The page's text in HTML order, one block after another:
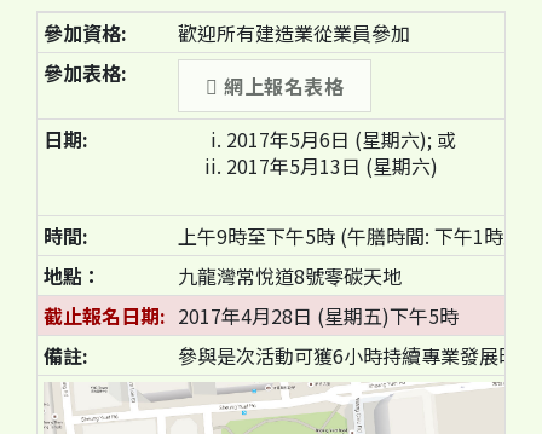
參加資格:
歡迎所有建造業從業員參加
參加表格:
網上報名表格
日期:
2017年5月6日 (星期六); 或
2017年5月13日 (星期六)
時間:
上午9時至下午5時 (午膳時間: 下午1時至2
地點：
九龍灣常悅道8號零碳天地
截止報名日期: 2017年4月28日 (星期五)下午5時
備註:
參與是次活動可獲6小時持續專業發展時數